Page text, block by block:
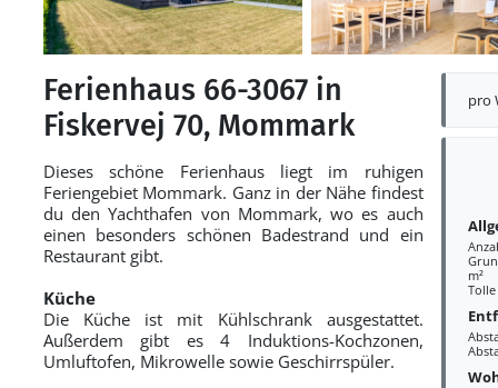
pro
m²
Ferienhaus 66-3067 in
Fiskervej 70, Mommark
Dieses schöne Ferienhaus liegt im ruhigen
Feriengebiet Mommark. Ganz in der Nähe findest
du den Yachthafen von Mommark, wo es auch
einen besonders schönen Badestrand und ein
Restaurant gibt.
Küche
Die Küche ist mit Kühlschrank ausgestattet.
Außerdem gibt es 4 Induktions-Kochzonen,
Umluftofen, Mikrowelle sowie Geschirrspüler.